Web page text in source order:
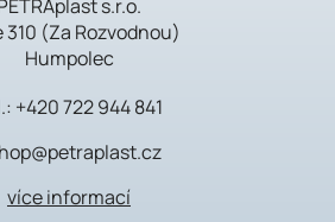
s.r.o.
310 (Za Rozvodnou)
Humpolec
+420 722 944 841
více informací